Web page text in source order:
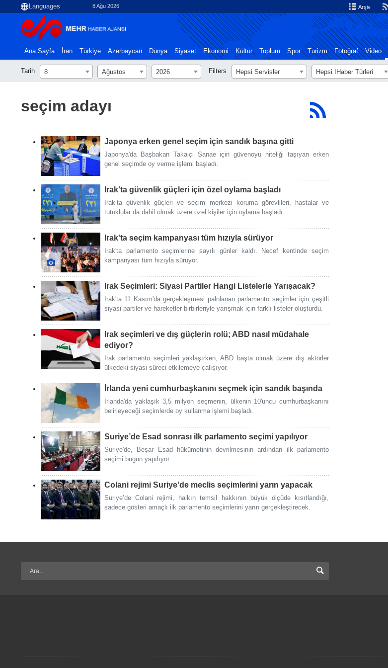
8 Ağu 2026 Arşiv
Ana Sayfa İran Türkiye Azerbaycan Dünya Siyaset Ekonomi Kültür Toplum Spor Turizm Fotoğraf Video
Tarih 8 Ağustos 2026 Filters Hepsi Servisler Hepsi اHaber Türleri
seçim adayı
Japonya erken genel seçim için sandık başına gitti
Japonya'da Başbakan Takaiçi Sanae için güvenoyu niteliği taşıyan erken
genel seçimde oy verme işlemi başladı.
Irak'ta güvenlik güçleri için özel oylama başladı
Irak’ta güvenlik güçleri ve seçim merkezi koruma görevlileri, hastalar ve
tutuklular da dahil olmak üzere özel kişiler için oylama başladı.
Irak'ta seçim kampanyası tüm hızıyla sürüyor
Irak'ta parlamento seçimlerine sayılı günler kaldı. Necef kentinde seçim
kampanyası tüm hızıyla sürüyor.
Irak Seçimleri: Siyasi Partiler Hangi Listelerle Yarışacak?
Irak'ta 11 Kasım'da gerçekleşmesi palnlanan parlamento seçimler için çeşitli
siyasi partiler ve hareketler birbirleriyle yarışmak için farklı listeler oluşturdu.
Irak seçimleri ve dış güçlerin rolü; ABD nasıl müdahale
ediyor?
Irak parlamento seçimleri yaklaşırken, ABD başta olmak üzere dış aktörler
ülkedeki siyasi süreci etkilemeye çalışıyor.
İrlanda yeni cumhurbaşkanını seçmek için sandık başında
İrlanda'da yaklaşık 3,5 milyon seçmenin, ülkenin 10'uncu cumhurbaşkanını
belirleyeceği seçimlerde oy kullanma işlemi başladı.
Suriye’de Esad sonrası ilk parlamento seçimi yapılıyor
Suriye'de, Beşar Esad hükümetinin devrilmesinin ardından ilk parlamento
seçimi bugün yapılıyor.
Colani rejimi Suriye’de meclis seçimlerini yarın yapacak
Suriye’de Colani rejimi, halkın temsil hakkının büyük ölçüde kısıtlandığı,
sadece gösteri amaçlı ilk parlamento seçimlerini yarın gerçekleştirecek.